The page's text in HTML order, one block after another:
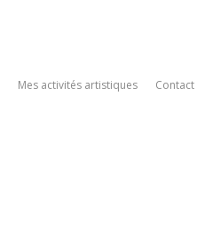
Mes activités artistiques Contact